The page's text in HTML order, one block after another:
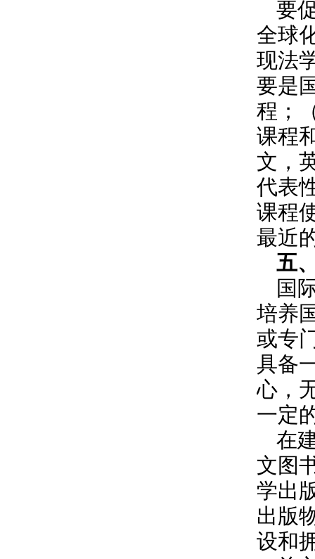
要
全球
现法
要是
程；
课程
文，
代表
课程
最近
五
国
培养
或专
具备
心，
一定
在
文图
学出
出版
设和